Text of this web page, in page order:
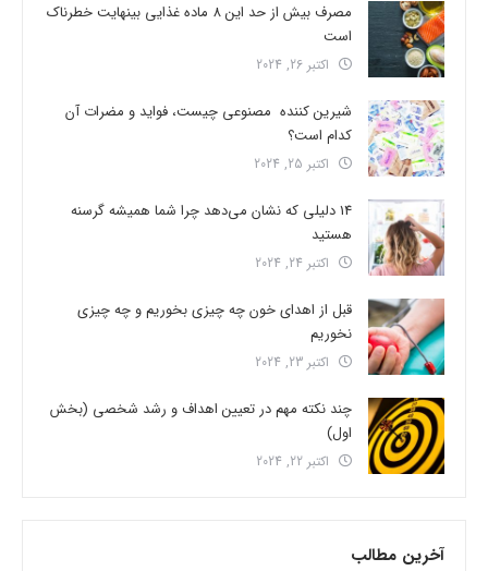
مصرف بیش از حد این 8 ماده غذایی بینهایت خطرناک
است
اکتبر 26, 2024
شیرین کننده مصنوعی چیست، فواید و مضرات آن
کدام است؟
اکتبر 25, 2024
14 دلیلی که نشان می‌دهد چرا شما همیشه گرسنه
هستید
اکتبر 24, 2024
قبل از اهدای خون چه چیزی بخوریم و چه چیزی
نخوریم
اکتبر 23, 2024
چند نکته مهم در تعیین اهداف و رشد شخصی (بخش
اول)
اکتبر 22, 2024
آخرین مطالب